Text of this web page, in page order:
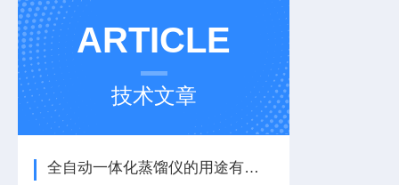
ARTICLE
技术文章
全自动一体化蒸馏仪的用途有哪些